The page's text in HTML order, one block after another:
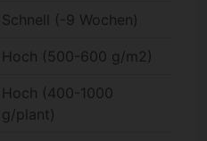
Schnell (-9 Wochen)
Hoch (500-600 g/m2)
Hoch (400-1000
g/plant)